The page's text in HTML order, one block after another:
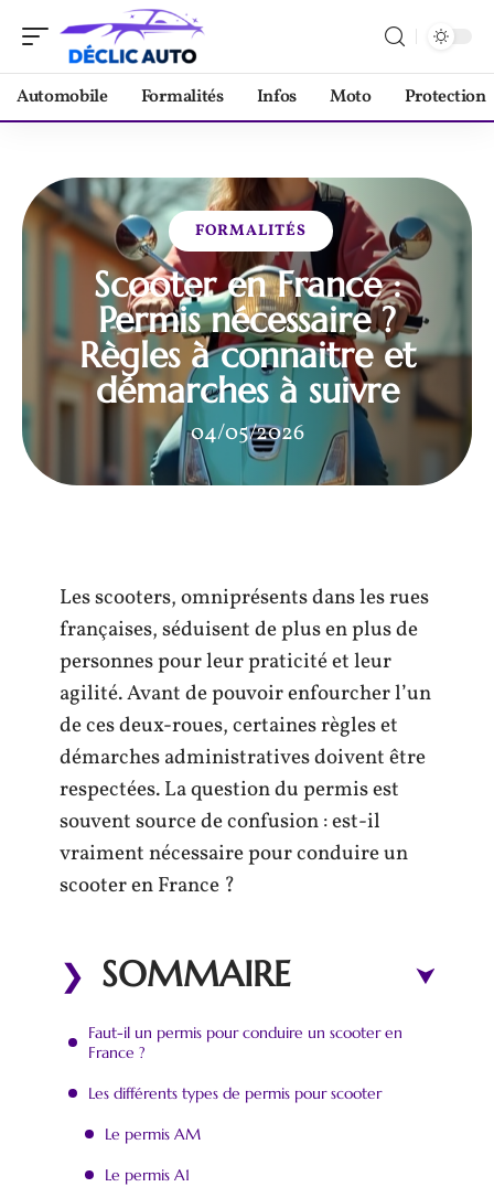
Automobile Formalités Infos Moto Protection
FORMALITÉS
Scooter en France :
Permis nécessaire ?
Règles à connaitre et
démarches à suivre
04/05/2026
Les scooters, omniprésents dans les rues
françaises, séduisent de plus en plus de
personnes pour leur praticité et leur
agilité. Avant de pouvoir enfourcher l’un
de ces deux-roues, certaines règles et
démarches administratives doivent être
respectées. La question du permis est
souvent source de confusion : est-il
vraiment nécessaire pour conduire un
scooter en France ?
SOMMAIRE
Faut-il un permis pour conduire un scooter en
France ?
Les différents types de permis pour scooter
Le permis AM
Le permis A1